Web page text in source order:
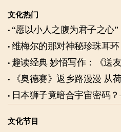
文化热门
“愿以小人之腹为君子之心”
维梅尔的那对神秘珍珠耳环
趣读经典 妙悟写作：《送
《奥德赛》返乡路漫漫 从
日本狮子竟暗合宇宙密码
文化节目